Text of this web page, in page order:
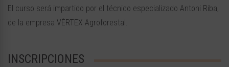
El curso será impartido por el técnico especializado Antoni Riba,
de la empresa VÈRTEX Agroforestal.
INSCRIPCIONES